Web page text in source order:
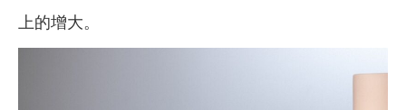
上的增大。